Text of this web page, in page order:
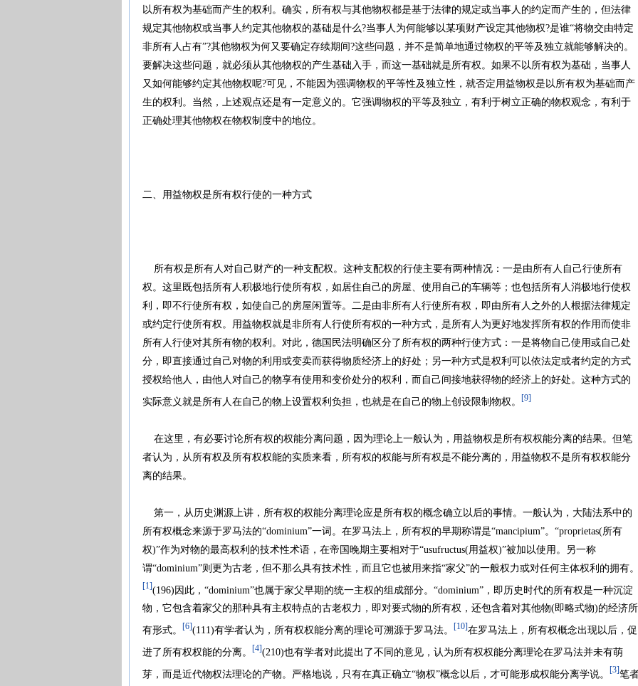
以所有权为基础而产生的权利。确实，所有权与其他物权都是基于法律的规定或当事人的约定而产生的，但法律
规定其他物权或当事人约定其他物权的基础是什么?当事人为何能够以某项财产设定其他物权?是谁“将物交由特定
非所有人占有”?其他物权为何又要确定存续期间?这些问题，并不是简单地通过物权的平等及独立就能够解决的。
要解决这些问题，就必须从其他物权的产生基础入手，而这一基础就是所有权。如果不以所有权为基础，当事人
又如何能够约定其他物权呢?可见，不能因为强调物权的平等性及独立性，就否定用益物权是以所有权为基础而产
生的权利。当然，上述观点还是有一定意义的。它强调物权的平等及独立，有利于树立正确的物权观念，有利于
正确处理其他物权在物权制度中的地位。
二、用益物权是所有权行使的一种方式
所有权是所有人对自己财产的一种支配权。这种支配权的行使主要有两种情况：一是由所有人自己行使所有
权。这里既包括所有人积极地行使所有权，如居住自己的房屋、使用自己的车辆等；也包括所有人消极地行使权
利，即不行使所有权，如使自己的房屋闲置等。二是由非所有人行使所有权，即由所有人之外的人根据法律规定
或约定行使所有权。用益物权就是非所有人行使所有权的一种方式，是所有人为更好地发挥所有权的作用而使非
所有人行使对其所有物的权利。对此，德国民法明确区分了所有权的两种行使方式：一是将物自己使用或自己处
分，即直接通过自己对物的利用或变卖而获得物质经济上的好处；另一种方式是权利可以依法定或者约定的方式
授权给他人，由他人对自己的物享有使用和变价处分的权利，而自己间接地获得物的经济上的好处。这种方式的
实际意义就是所有人在自己的物上设置权利负担，也就是在自己的物上创设限制物权。 [9]
在这里，有必要讨论所有权的权能分离问题，因为理论上一般认为，用益物权是所有权权能分离的结果。但笔
者认为，从所有权及所有权权能的实质来看，所有权的权能与所有权是不能分离的，用益物权不是所有权权能分
离的结果。
第一，从历史渊源上讲，所有权的权能分离理论应是所有权的概念确立以后的事情。一般认为，大陆法系中的
所有权概念来源于罗马法的“dominium”一词。在罗马法上，所有权的早期称谓是“mancipium”。“proprietas(所有
权)”作为对物的最高权利的技术性术语，在帝国晚期主要相对于“usufructus(用益权)”被加以使用。另一称
谓“dominium”则更为古老，但不那么具有技术性，而且它也被用来指“家父”的一般权力或对任何主体权利的拥有
[1] (196)因此，“dominium”也属于家父早期的统一主权的组成部分。“dominium”，即历史时代的所有权是一种沉淀
物，它包含着家父的那种具有主权特点的古老权力，即对要式物的所有权，还包含着对其他物(即略式物)的经济所
有形式。 [6] (111)有学者认为，所有权权能分离的理论可溯源于罗马法。 [10] 在罗马法上，所有权概念出现以后，促
进了所有权权能的分离。 [4](210)也有学者对此提出了不同的意见，认为所有权权能分离理论在罗马法并未有萌
芽，而是近代物权法理论的产物。严格地说，只有在真正确立“物权”概念以后，才可能形成权能分离学说。 [3] 笔